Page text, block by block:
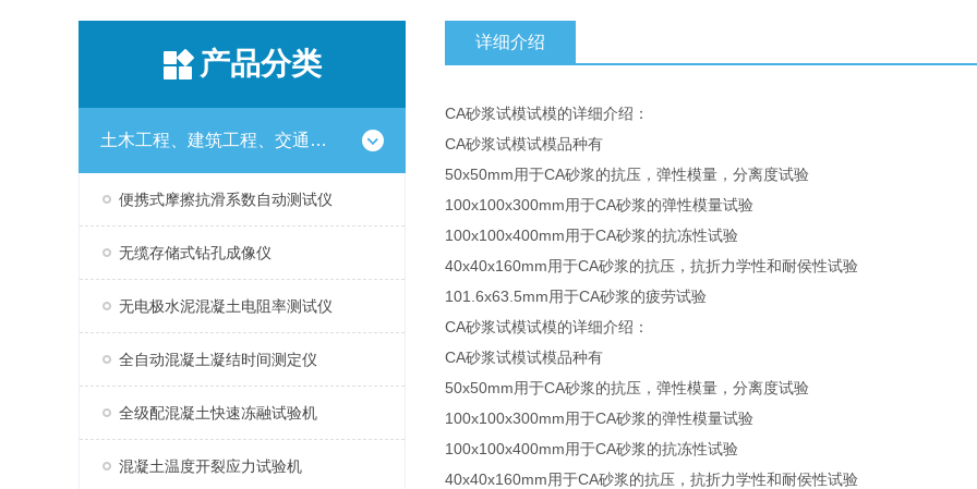
产品分类
土木工程、建筑工程、交通工程试验仪器设备系列
便携式摩擦抗滑系数自动测试仪
无缆存储式钻孔成像仪
无电极水泥混凝土电阻率测试仪
全自动混凝土凝结时间测定仪
全级配混凝土快速冻融试验机
混凝土温度开裂应力试验机
详细介绍
CA砂浆试模试模的详细介绍：
CA砂浆试模试模品种有
50x50mm用于CA砂浆的抗压，弹性模量，分离度试验
100x100x300mm用于CA砂浆的弹性模量试验
100x100x400mm用于CA砂浆的抗冻性试验
40x40x160mm用于CA砂浆的抗压，抗折力学性和耐侯性试验
101.6x63.5mm用于CA砂浆的疲劳试验
CA砂浆试模试模的详细介绍：
CA砂浆试模试模品种有
50x50mm用于CA砂浆的抗压，弹性模量，分离度试验
100x100x300mm用于CA砂浆的弹性模量试验
100x100x400mm用于CA砂浆的抗冻性试验
40x40x160mm用于CA砂浆的抗压，抗折力学性和耐侯性试验